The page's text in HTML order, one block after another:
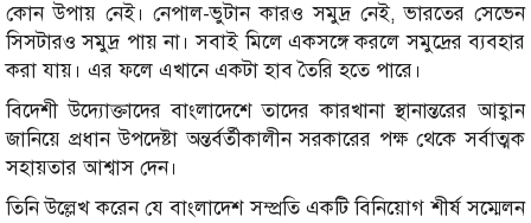
কোন উপায় নেই। নেপাল-ভুটান কারও সমুদ্র নেই, ভারতের সেভেন
সিসটারও সমুদ্র পায় না। সবাই মিলে একসঙ্গে করলে সমুদ্রের ব্যবহার
করা যায়। এর ফলে এখানে একটা হাব তৈরি হতে পারে।
বিদেশী উদ্যোক্তাদের বাংলাদেশে তাদের কারখানা স্থানান্তরের আহ্বান
জানিয়ে প্রধান উপদেষ্টা অন্তর্বর্তীকালীন সরকারের পক্ষ থেকে সর্বাত্মক
সহায়তার আশ্বাস দেন।
তিনি উল্লেখ করেন যে বাংলাদেশ সম্প্রতি একটি বিনিয়োগ শীর্ষ সম্মেলন